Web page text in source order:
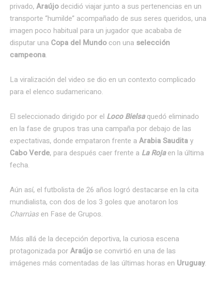
privado, Araújo decidió viajar junto a sus pertenencias en un
transporte “humilde” acompañado de sus seres queridos, una
imagen poco habitual para un jugador que acababa de
disputar una Copa del Mundo con una selección
campeona.
La viralización del video se dio en un contexto complicado
para el elenco sudamericano.
El seleccionado dirigido por el Loco Bielsaquedó eliminado
en la fase de grupos tras una campaña por debajo de las
expectativas, donde empataron frente a Arabia Sauditay
Cabo Verde, para después caer frente a La Rojaen la última
fecha.
Aún así, el futbolista de 26 años logró destacarse en la cita
mundialista, con dos de los 3 goles que anotaron los
Charrúasen Fase de Grupos.
Más allá de la decepción deportiva, la curiosa escena
protagonizada porAraújose convirtió en una de las
imágenes más comentadas de las últimas horas en Uruguay.